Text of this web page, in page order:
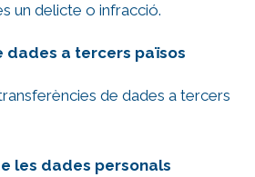
un delicte o infracció.
dades a tercers països
de dades a tercers
les dades personals